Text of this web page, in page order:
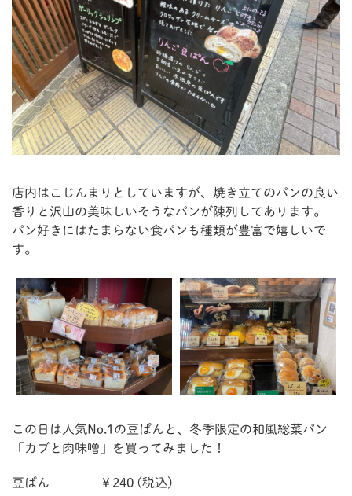
店内はこじんまりとしていますが、焼き立てのパンの良い
香りと沢山の美味しいそうなパンが陳列してあります。
パン好きにはたまらない食パンも種類が豊富で嬉しいで
す。
この日は人気No.1の豆ぱんと、冬季限定の和風総菜パン
「カブと肉味噌」を買ってみました！
豆ぱん ￥240 (税込)